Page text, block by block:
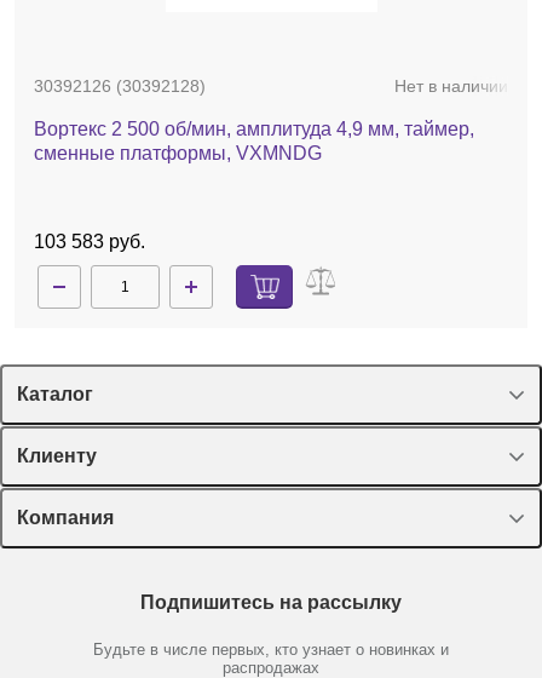
30392126 (30392128) Нет в наличии
Вортекс 2 500 об/мин, амплитуда 4,9 мм, таймер,
сменные платформы, VXMNDG
103 583 руб.
Каталог
Спецпредложения
Оборудование, приборы
Пластик, стекло, принадлежности
Химические реактивы, препараты, наборы
Производители
Клиенту
Лекторий Диаэм
Доставка и оплата
Мобильное приложение
Компания
Партнеры
Подпишитесь на рассылку
Будьте в числе первых, кто узнает о новинках и
распродажах